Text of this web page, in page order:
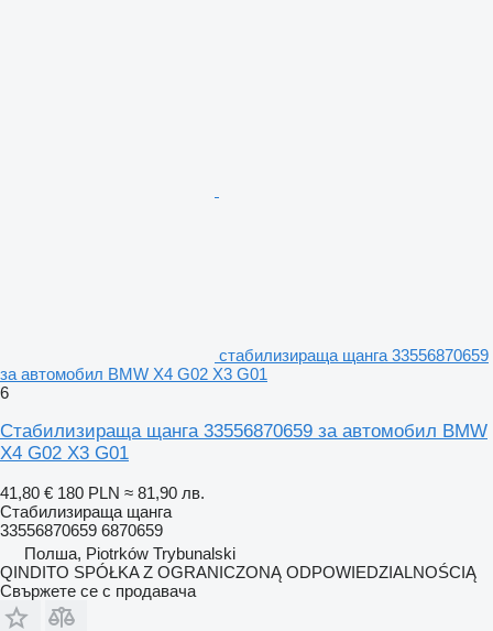
стабилизираща щанга 33556870659
за автомобил BMW X4 G02 X3 G01
6
Стабилизираща щанга 33556870659 за автомобил BMW
X4 G02 X3 G01
41,80 € 180 PLN ≈ 81,90 лв.
Стабилизираща щанга
33556870659 6870659
Полша, Piotrków Trybunalski
QINDITO SPÓŁKA Z OGRANICZONĄ ODPOWIEDZIALNOŚCIĄ
Свържете се с продавача